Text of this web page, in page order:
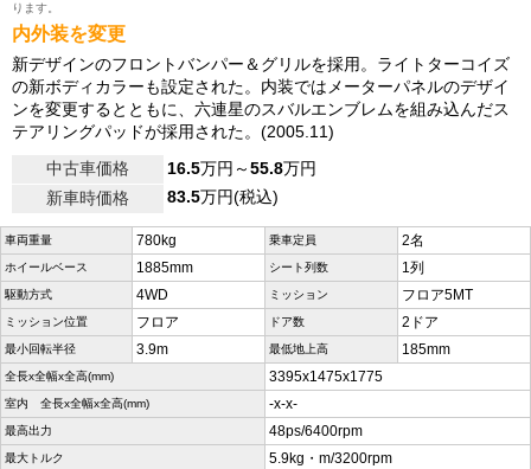
ります。
内外装を変更
新デザインのフロントバンパー＆グリルを採用。ライトターコイズ
の新ボディカラーも設定された。内装ではメーターパネルのデザイ
ンを変更するとともに、六連星のスバルエンブレムを組み込んだス
テアリングパッドが採用された。(2005.11)
中古車価格
16.5万円～55.8万円
新車時価格
83.5万円(税込)
車両重量 780kg 乗車定員 2名
ホイールベース 1885mm シート列数 1列
駆動方式 4WD ミッション フロア5MT
ミッション位置 フロア ドア数 2ドア
最小回転半径 3.9m 最低地上高 185mm
全長x全幅x全高(mm) 3395x1475x1775
室内 全長x全幅x全高(mm) -x-x-
最高出力 48ps/6400rpm
最大トルク 5.9kg・m/3200rpm